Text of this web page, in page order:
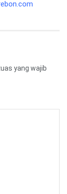
yang wajib